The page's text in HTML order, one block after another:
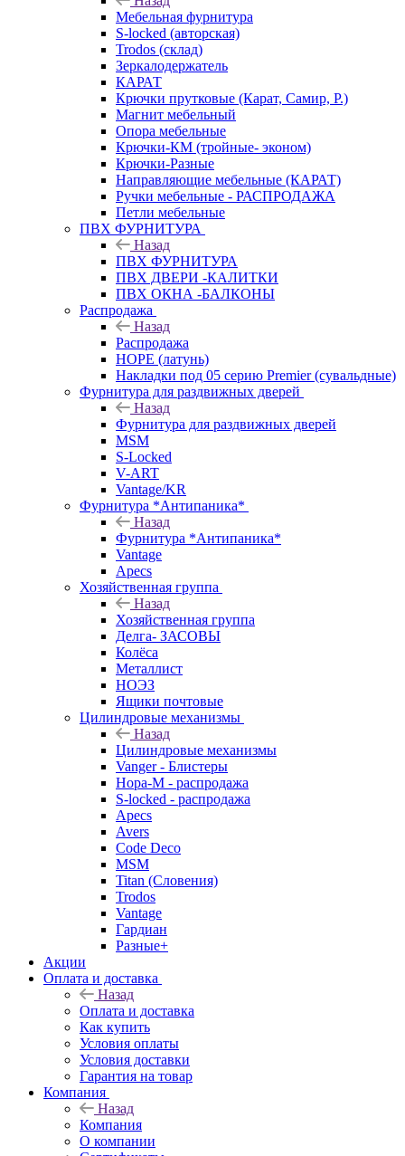
Мебельная фурнитура
S-locked (авторская)
Trodos (склад)
Зеркалодержатель
КАРАТ
Крючки прутковые (Карат, Самир, Р.)
Магнит мебельный
Опора мебельные
Крючки-КМ (тройные- эконом)
Крючки-Разные
Направляющие мебельные (КАРАТ)
Ручки мебельные - РАСПРОДАЖА
Петли мебельные
ПВХ ФУРНИТУРА
Назад
ПВХ ФУРНИТУРА
ПВХ ДВЕРИ -КАЛИТКИ
ПВХ ОКНА -БАЛКОНЫ
Распродажа
Назад
Распродажа
HOPE (латунь)
Накладки под 05 серию Premier (сувальдные)
Фурнитура для раздвижных дверей
Назад
Фурнитура для раздвижных дверей
MSM
S-Locked
V-ART
Vantage/KR
Фурнитура *Антипаника*
Назад
Фурнитура *Антипаника*
Vantage
Apecs
Хозяйственная группа
Назад
Хозяйственная группа
Делга- ЗАСОВЫ
Колёса
Металлист
НОЭЗ
Ящики почтовые
Цилиндровые механизмы
Назад
Цилиндровые механизмы
Vanger - Блистеры
Нора-М - распродажа
S-locked - распродажа
Apecs
Avers
Code Deco
MSM
Titan (Словения)
Trodos
Vantage
Гардиан
Разные+
Акции
Оплата и доставка
Назад
Оплата и доставка
Как купить
Условия оплаты
Условия доставки
Гарантия на товар
Компания
Назад
Компания
О компании